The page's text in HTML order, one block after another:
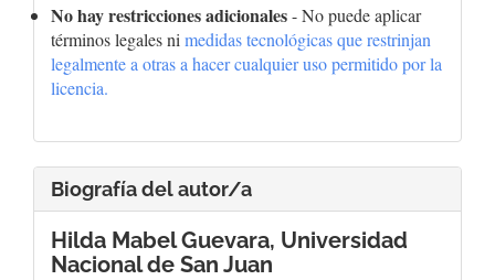
No hay restricciones adicionales- No puede aplicar
términos legales ni medidas tecnológicas que restrinjan
legalmente a otras a hacer cualquier uso permitido por la
licencia.
Biografía del autor/a
Hilda Mabel Guevara, Universidad
Nacional de San Juan